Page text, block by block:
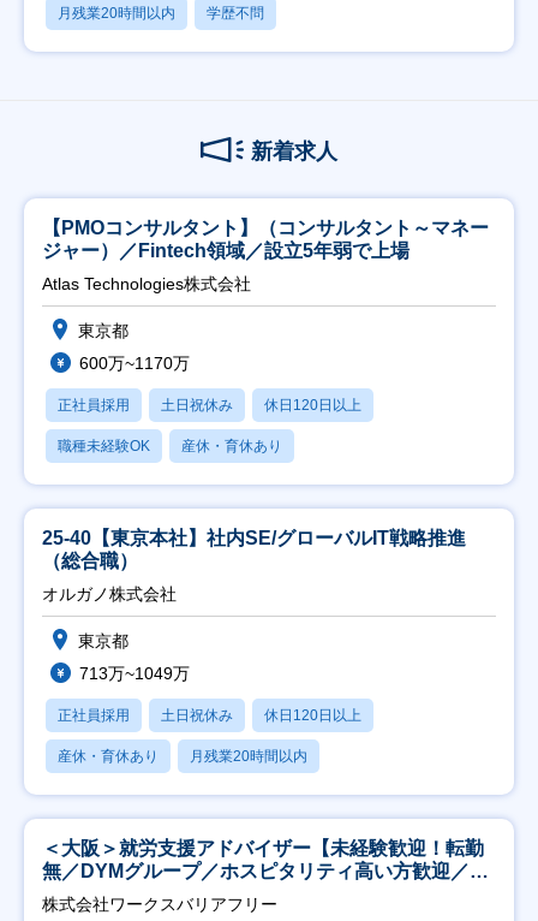
月残業20時間以内 学歴不問
新着求人
【PMOコンサルタント】（コンサルタント～マネー
ジャー）／Fintech領域／設立5年弱で上場
Atlas Technologies株式会社
東京都
600万~1170万
正社員採用 土日祝休み 休日120日以上
職種未経験OK 産休・育休あり
25-40【東京本社】社内SE/グローバルIT戦略推進
（総合職）
オルガノ株式会社
東京都
713万~1049万
正社員採用 土日祝休み 休日120日以上
産休・育休あり 月残業20時間以内
＜大阪＞就労支援アドバイザー【未経験歓迎！転勤
無／DYMグループ／ホスピタリティ高い方歓迎／土
日祝】
株式会社ワークスバリアフリー